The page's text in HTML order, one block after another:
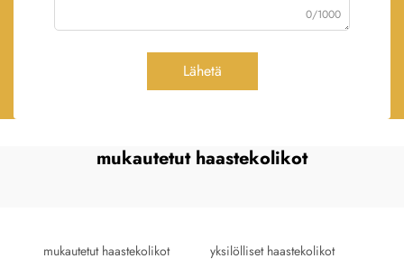
0/1000
Lähetä
mukautetut haastekolikot
mukautetut haastekolikot yksilölliset haastekolikot